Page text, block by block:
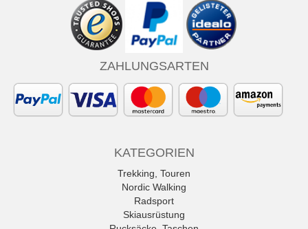
ZAHLUNGSARTEN
KATEGORIEN
Trekking, Touren
Nordic Walking
Radsport
Skiausrüstung